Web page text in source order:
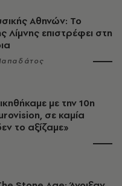
Αθηνών: Το
Λίμνης επιστρέφει στη
με την 10η
σε καμία
το αξίζαμε»